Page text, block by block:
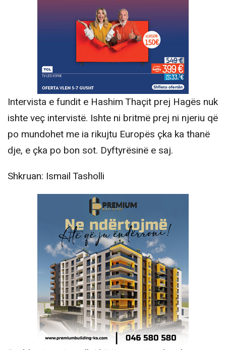
Intervista e fundit e Hashim Thaçit prej Hagës nuk
ishte veç intervistë. Ishte ni britmë prej ni njeriu që
po mundohet me ia rikujtu Europës çka ka thanë
dje, e çka po bon sot. Dyftyrësinë e saj.
Shkruan: Ismail Tasholli